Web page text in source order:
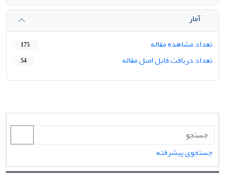
آمار
تعداد مشاهده مقاله
175
تعداد دریافت فایل اصل مقاله 54
جستجوی پیشرفته